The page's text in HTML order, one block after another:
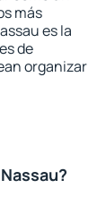
más
es la
de
organizar